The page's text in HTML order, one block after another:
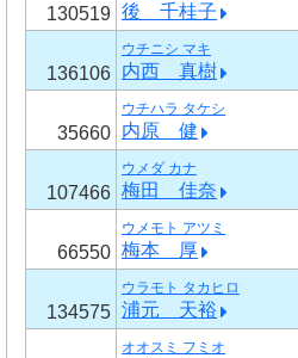
130519 後 千桂子
136106
ウチニシ マキ
内西 真樹
35660
ウチハラ タケシ
内原 健
107466
ウメダ カナ
梅田 佳奈
66550
ウメモト アツミ
梅本 厚
134575
ウラモト タカヒロ
浦元 天裕
オオスミ フミオ